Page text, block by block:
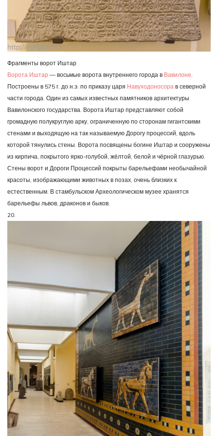
Фрагменты ворот Иштар
Ворота Иштар — восьмые ворота внутреннего города в Вавилоне.
Построены в 575 г. до н.э. по приказу царя Навуходоносора в северной
части города. Один из самых известных памятников архитектуры
Вавилонского государства. Ворота Иштар представляют собой
громадную полукруглую арку, ограниченную по сторонам гигантскими
стенами и выходящую на так называемую Дорогу процессий, вдоль
которой тянулись стены. Ворота посвящены богине Иштар и сооружены
из кирпича, покрытого ярко-голубой, жёлтой, белой и чёрной глазурью.
Стены ворот и Дороги Процессий покрыты барельефами необычайной
красоты, изображающими животных в позах, очень близких к
естественным. В стамбульском Археологическом музее хранятся
барельефы львов, драконов и быков.
20.